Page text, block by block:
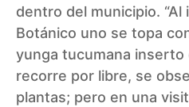
dentro del municipio. “Al
Botánico uno se topa
yunga tucumana inserto
recorre por libre, se
plantas; pero en una